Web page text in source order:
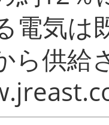
電気は
ら供給